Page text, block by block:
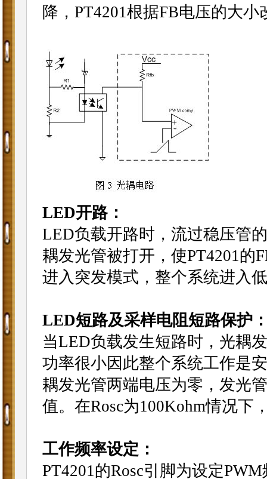
降，PT4201根据FB电压的大
LED开路：
LED负载开路时，流过稳压管
耦发光管被打开，使PT4201的
进入突发模式，整个系统进入
LED短路及采样电阻短路保护
当LED负载发生短路时，光耦
功率很小因此整个系统工作是
耦发光管两端电压为零，发光
值。在Rosc为100Kohm情况下
工作频率设定：
PT4201的Rosc引脚为设定